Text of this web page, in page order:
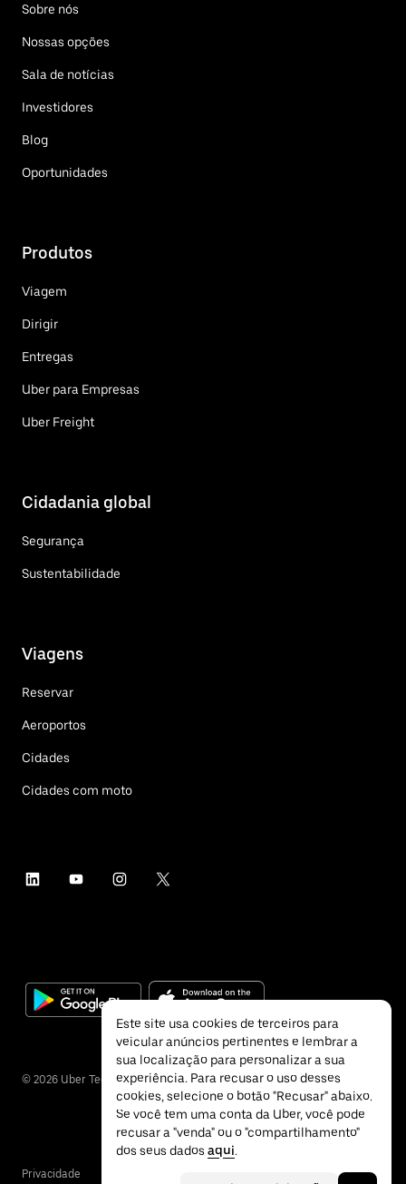
Sobre nós
Nossas opções
Sala de notícias
Investidores
Blog
Oportunidades
Produtos
Viagem
Dirigir
Entregas
Uber para Empresas
Uber Freight
Cidadania global
Segurança
Sustentabilidade
Viagens
Reservar
Aeroportos
Cidades
Cidades com moto
© 2026 Uber Technologies Inc.
Privacidade
Este site usa cookies de terceiros para
veicular anúncios pertinentes e lembrar a
sua localização para personalizar a sua
experiência. Para recusar o uso desses
cookies, selecione o botão "Recusar" abaixo.
Se você tem uma conta da Uber, você pode
recusar a "venda" ou o "compartilhamento"
dos seus dados aqui.